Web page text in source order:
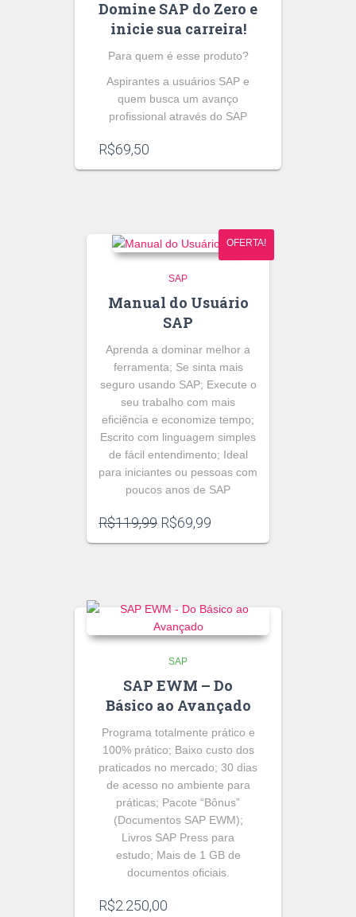
Domine SAP do Zero e
inicie sua carreira!
Para quem é esse produto?
Aspirantes a usuários SAP e
quem busca um avanço
profissional através do SAP
R$69,50
OFERTA!
SAP
Manual do Usuário
SAP
Aprenda a dominar melhor a
ferramenta; Se sinta mais
seguro usando SAP; Execute o
seu trabalho com mais
eficiência e economize tempo;
Escrito com linguagem simples
de fácil entendimento; Ideal
para iniciantes ou pessoas com
poucos anos de SAP
R$119,99 O
preço
R$69,99
preço
SAP
SAP EWM – Do
Básico ao Avançado
Programa totalmente prático e
100% prático; Baixo custo dos
praticados no mercado; 30 dias
de acesso no ambiente para
práticas; Pacote “Bônus”
(Documentos SAP EWM);
Livros SAP Press para
estudo; Mais de 1 GB de
documentos oficiais.
R$2.250,00